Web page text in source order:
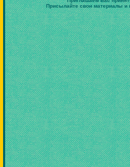
Присылайте свои материалы и